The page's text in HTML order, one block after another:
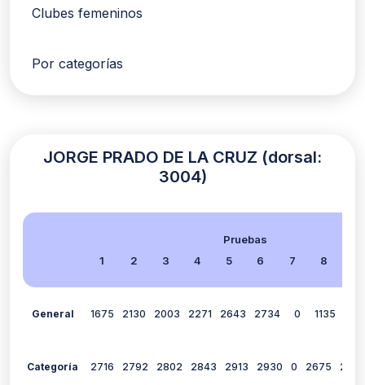
Clubes femeninos
Por categorías
JORGE PRADO DE LA CRUZ (dorsal:
3004)
Pruebas
1
2 3 4 5 6 7 8
General 1675 2130 2003 2271 2643 2734 0 1135
Categoría 2716 2792 2802 2843 2913 2930 0 2675 2920